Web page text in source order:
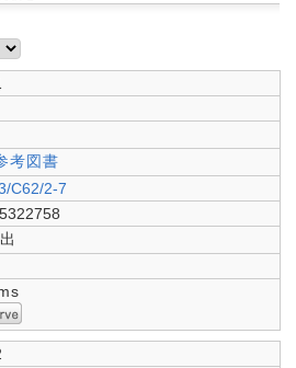
考図書
C62/2-7